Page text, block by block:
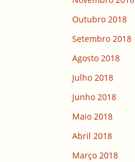
Outubro 2018
Setembro 2018
Agosto 2018
Julho 2018
Junho 2018
Maio 2018
Abril 2018
Março 2018